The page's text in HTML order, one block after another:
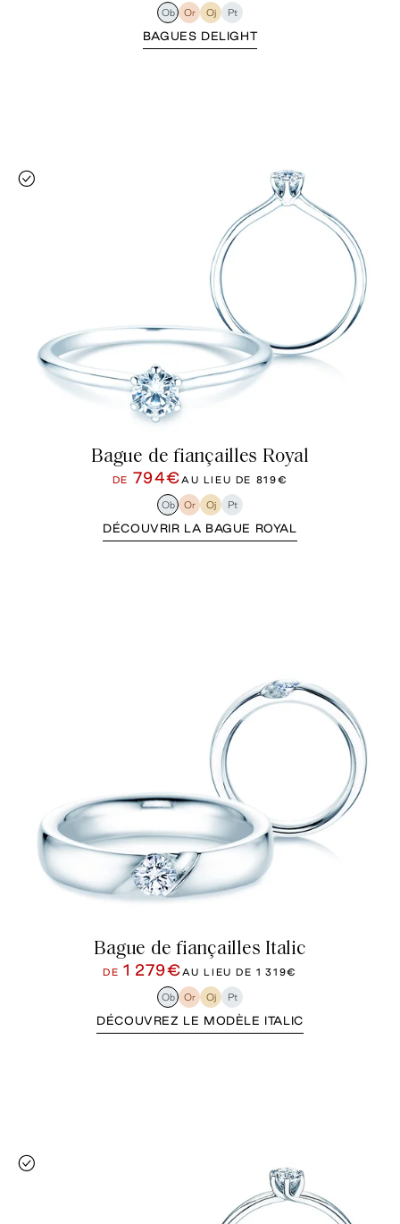
Ob Or Oj Pt
BAGUES DELIGHT
Bague de fiançailles Royal
DE 794€AU LIEU DE 819€
Ob Or Oj Pt
DÉCOUVRIR LA BAGUE ROYAL
Bague de fiançailles Italic
DE 1 279€AU LIEU DE1 319€
Ob Or Oj Pt
DÉCOUVREZ LE MODÈLE ITALIC